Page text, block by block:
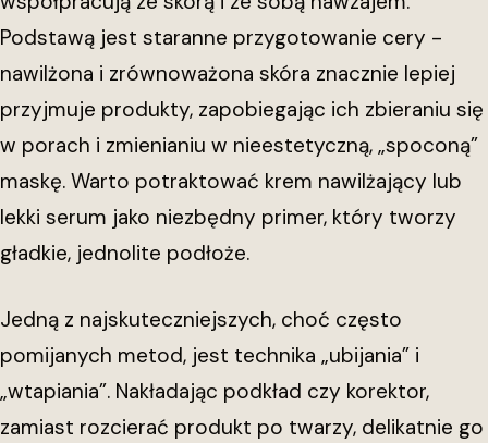
Podstawą jest staranne przygotowanie cery -
nawilżona i zrównoważona skóra znacznie lepiej
przyjmuje produkty, zapobiegając ich zbieraniu się
w porach i zmienianiu w nieestetyczną, „spoconą”
maskę. Warto potraktować krem nawilżający lub
lekki serum jako niezbędny primer, który tworzy
gładkie, jednolite podłoże.
Jedną z najskuteczniejszych, choć często
pomijanych metod, jest technika „ubijania” i
„wtapiania”. Nakładając podkład czy korektor,
zamiast rozcierać produkt po twarzy, delikatnie go